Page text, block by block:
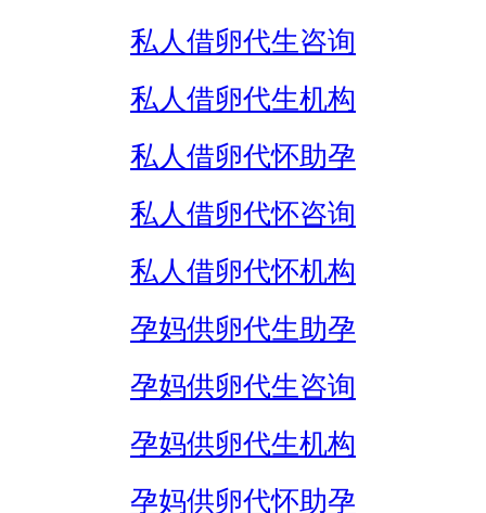
私人借卵代生咨询
私人借卵代生机构
私人借卵代怀助孕
私人借卵代怀咨询
私人借卵代怀机构
孕妈供卵代生助孕
孕妈供卵代生咨询
孕妈供卵代生机构
孕妈供卵代怀助孕